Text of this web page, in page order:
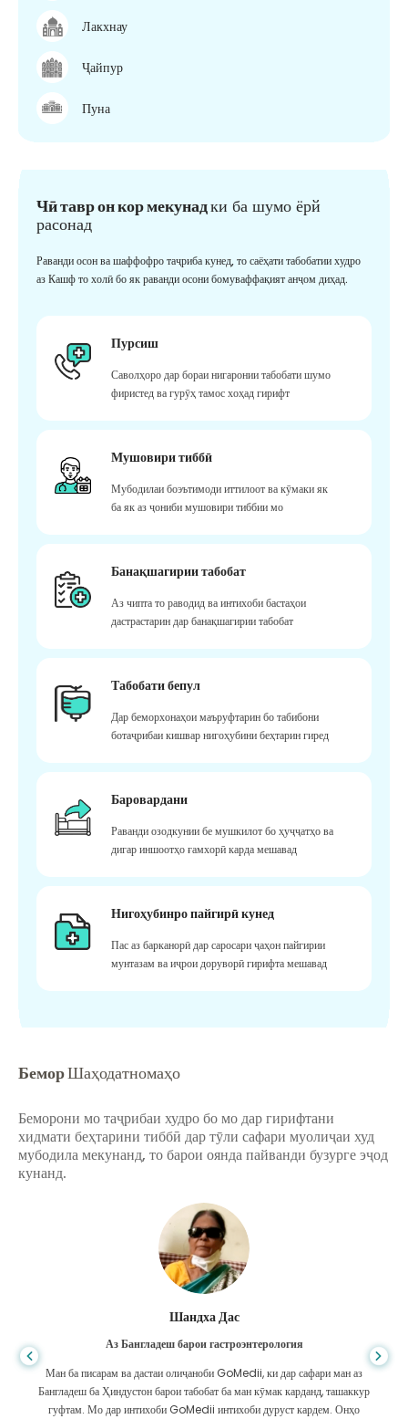
Лакхнау
Ҷайпур
Пуна
Чӣ тавр он кор мекунадки ба шумо ёрй
расонад
Раванди осон ва шаффофро таҷриба кунед, то саёҳати табобатии худро
аз Кашф то холӣ бо як раванди осони бомуваффақият анҷом диҳад.
Пурсиш
Саволҳоро дар бораи нигаронии табобати шумо
фиристед ва гурӯҳ тамос хоҳад гирифт
Мушовири тиббӣ
Мубодилаи боэътимоди иттилоот ва кӯмаки як
ба як аз ҷониби мушовири тиббии мо
Банақшагирии табобат
Аз чипта то раводид ва интихоби бастаҳои
дастрастарин дар банақшагирии табобат
Табобати бепул
Дар беморхонаҳои маъруфтарин бо табибони
ботаҷрибаи кишвар нигоҳубини беҳтарин гиред
Баровардани
Раванди озодкунии бе мушкилот бо ҳуҷҷатҳо ва
дигар иншоотҳо ғамхорӣ карда мешавад
Нигоҳубинро пайгирӣ кунед
Пас аз барканорӣ дар саросари ҷаҳон пайгирии
мунтазам ва иҷрои доруворӣ гирифта мешавад
БеморШаҳодатномаҳо
Беморони мо таҷрибаи худро бо мо дар гирифтани
хидмати беҳтарини тиббӣ дар тӯли сафари муолиҷаи худ
мубодила мекунанд, то барои оянда пайванди бузурге эҷод
кунанд.
Шандха Дас
Аз Бангладеш барои гастроэнтерология
Ман ба писарам ва дастаи олиҷаноби GoMedii, ки дар сафари ман аз
Бангладеш ба Ҳиндустон барои табобат ба ман кӯмак карданд, ташаккур
гуфтам. Мо дар интихоби GoMedii интихоби дуруст кардем. Онҳо